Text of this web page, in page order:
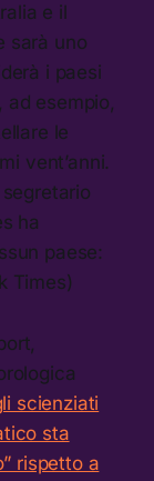
e il
sarà uno
i paesi
esempio,
le
vent’anni.
ha
paese:
Times)
scienziati
sta
rispetto a